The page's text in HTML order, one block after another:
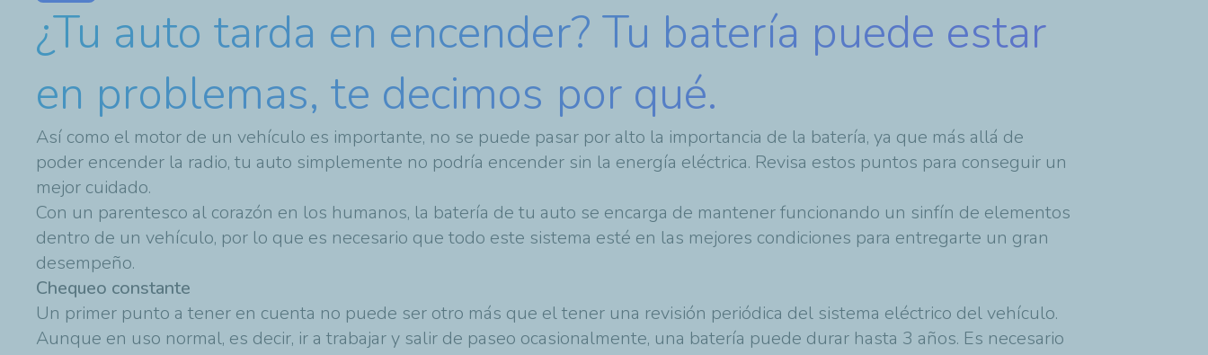
¿Tu auto tarda en encender? Tu batería puede estar
en problemas, te decimos por qué.
Así como el motor de un vehículo es importante, no se puede pasar por alto la importancia de la batería, ya que más allá de
poder encender la radio, tu auto simplemente no podría encender sin la energía eléctrica. Revisa estos puntos para conseguir un
mejor cuidado.
Con un parentesco al corazón en los humanos, la batería de tu auto se encarga de mantener funcionando un sinfín de elementos
dentro de un vehículo, por lo que es necesario que todo este sistema esté en las mejores condiciones para entregarte un gran
desempeño.
Chequeo constante
Un primer punto a tener en cuenta no puede ser otro más que el tener una revisión periódica del sistema eléctrico del vehículo.
Aunque en uso normal, es decir, ir a trabajar y salir de paseo ocasionalmente, una batería puede durar hasta 3 años. Es necesario